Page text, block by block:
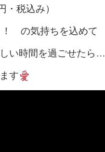
・税込み）
！ の気持ちを込めて
い時間を過ごせたら…
す